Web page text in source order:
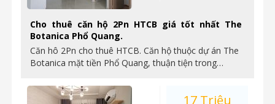
Cho thuê căn hộ 2Pn HTCB giá tốt nhất The
Botanica Phổ Quang.
Căn hô 2Pn cho thuê HTCB. Căn hộ thuộc dự án The
Botanica mặt tiền Phổ Quang, thuận tiện trong…
17 Triệu